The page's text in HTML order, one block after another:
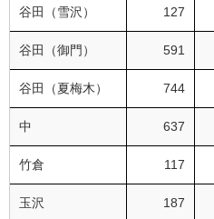
谷田（雪沢） 127
谷田（御門） 591
谷田（夏梅木） 744
中 637
竹倉 117
玉沢 187